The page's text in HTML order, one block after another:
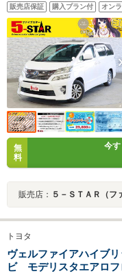
ナー/ETC/アルパインナ
AW
販売店保証 購入プラン付 オン
無
料
今
販売店： ５－ＳＴＡＲ（フ
トヨタ
ヴェルファイアハイブ
ビ モデリスタエアロ